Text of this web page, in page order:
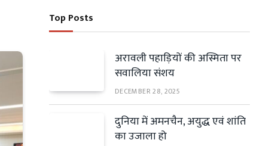
Top Posts
अरावली पहाड़ियों की अस्मिता पर
सवालिया संशय
DECEMBER 28, 2025
दुनिया में अमनचैन, अयुद्ध एवं शांति
का उजाला हो